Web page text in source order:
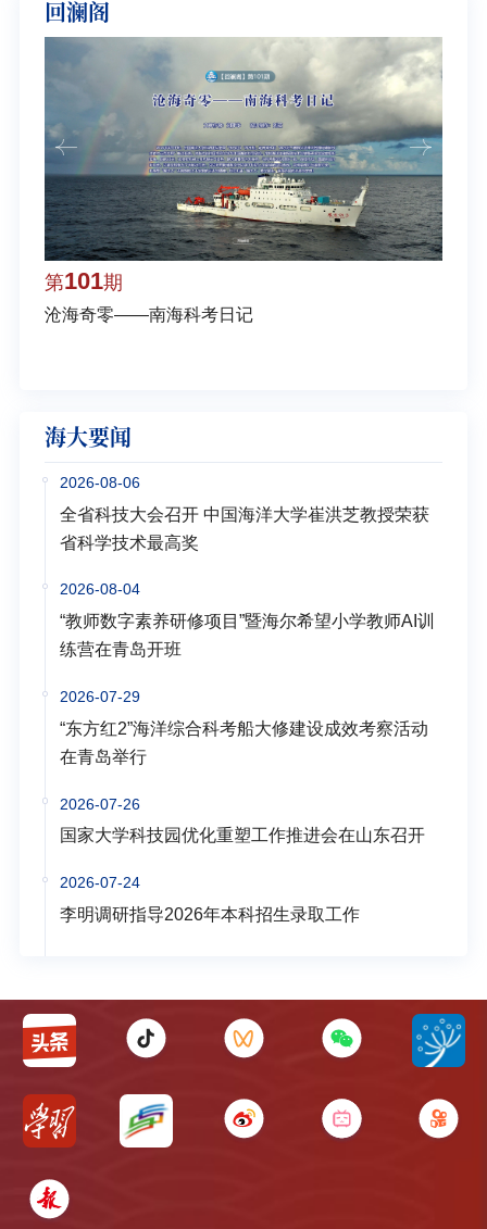
回澜阁
第101期
沧海奇零——南海科考日记
海大要闻
2026-08-06
全省科技大会召开 中国海洋大学崔洪芝教授荣获
省科学技术最高奖
2026-08-04
“教师数字素养研修项目”暨海尔希望小学教师AI训
练营在青岛开班
2026-07-29
“东方红2”海洋综合科考船大修建设成效考察活动
在青岛举行
2026-07-26
国家大学科技园优化重塑工作推进会在山东召开
2026-07-24
李明调研指导2026年本科招生录取工作